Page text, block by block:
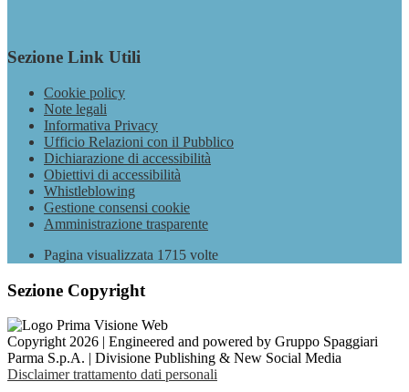
Sezione Link Utili
Cookie policy
Note legali
Informativa Privacy
Ufficio Relazioni con il Pubblico
Dichiarazione di accessibilità
Obiettivi di accessibilità
Whistleblowing
Gestione consensi cookie
Amministrazione trasparente
Pagina visualizzata 1715 volte
Sezione Copyright
Copyright 2026 | Engineered and powered by Gruppo Spaggiari
Parma S.p.A. | Divisione Publishing & New Social Media
Disclaimer trattamento dati personali